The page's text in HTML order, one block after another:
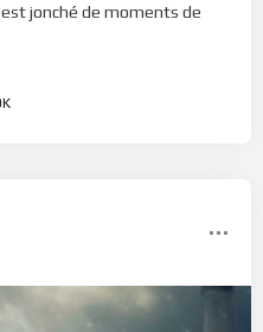
jonché de moments de